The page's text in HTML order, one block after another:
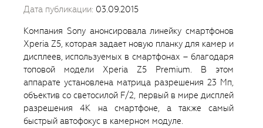
Дата публикации: 03.09.2015
Компания Sony анонсировала линейку смартфонов
Xperia Z5, которая задает новую планку для камер и
дисплеев, используемых в смартфонах – благодаря
топовой модели Xperia Z5 Premium. В этом
аппарате установлена матрица разрешения 23 Мп,
объектив со светосилой F/2, первый в мире дисплей
разрешения 4К на смартфоне, а также самый
быстрый автофокус в камерном модуле.